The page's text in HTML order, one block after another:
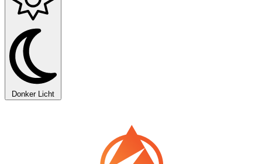
Donker Licht